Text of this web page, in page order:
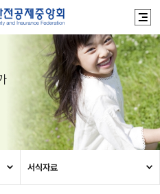
서식자료